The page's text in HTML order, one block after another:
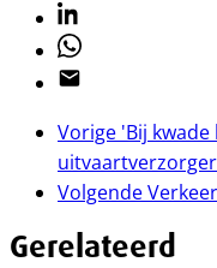
Linkedin
Whatsapp
Email
Vorige 'Bij
Volgende
Gerelateerd